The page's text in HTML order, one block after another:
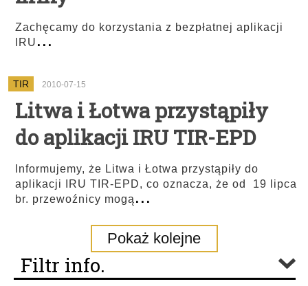
Zachęcamy do korzystania z bezpłatnej aplikacji
IRU...
TIR 2010-07-15
Litwa i Łotwa przystąpiły
do aplikacji IRU TIR-EPD
Informujemy, że Litwa i Łotwa przystąpiły do
aplikacji IRU TIR-EPD, co oznacza, że od 19 lipca
br. przewoźnicy mogą...
Pokaż kolejne
Filtr info.